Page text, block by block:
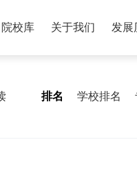
院校库 关于我们 发展
排名 学校排名